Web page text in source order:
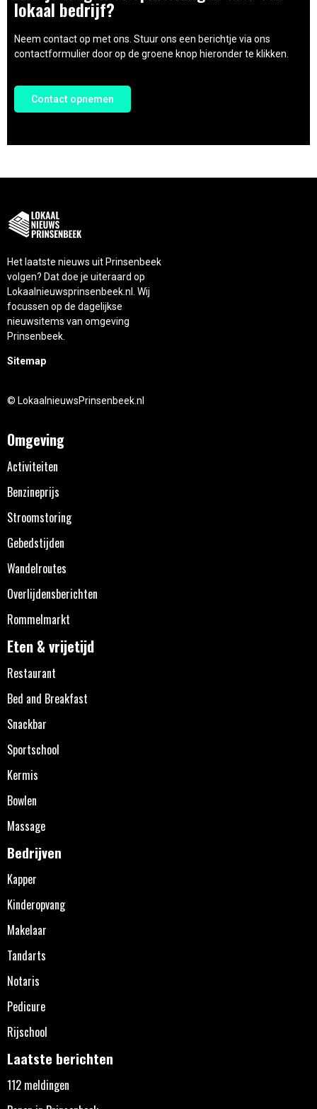
lokaal bedrijf?
Neem contact op met ons. Stuur ons een berichtje via ons
contactformulier door op de groene knop hieronder te klikken.
Contact opnemen
Het laatste nieuws uit Prinsenbeek
volgen? Dat doe je uiteraard op
Lokaalnieuwsprinsenbeek.nl. Wij
focussen op de dagelijkse
nieuwsitems van omgeving
Prinsenbeek.
Sitemap
© LokaalnieuwsPrinsenbeek.nl
Omgeving
Activiteiten
Benzineprijs
Stroomstoring
Gebedstijden
Wandelroutes
Overlijdensberichten
Rommelmarkt
Eten & vrijetijd
Restaurant
Bed and Breakfast
Snackbar
Sportschool
Kermis
Bowlen
Massage
Bedrijven
Kapper
Kinderopvang
Makelaar
Tandarts
Notaris
Pedicure
Rijschool
Laatste berichten
112 meldingen